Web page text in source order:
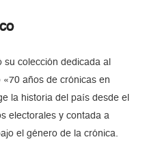
su colección dedicada al
años de crónicas en
la historia del país desde el
electorales y contada a
el género de la crónica.